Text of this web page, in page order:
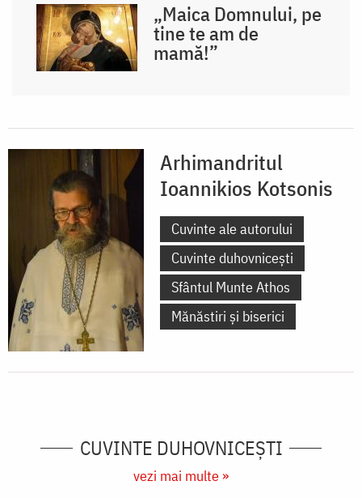
„Maica Domnului, pe
tine te am de
mamă!”
Arhimandritul
Ioannikios Kotsonis
Cuvinte ale autorului
Cuvinte duhovnicești
Sfântul Munte Athos
Mănăstiri și biserici
CUVINTE DUHOVNICEȘTI
vezi mai multe »